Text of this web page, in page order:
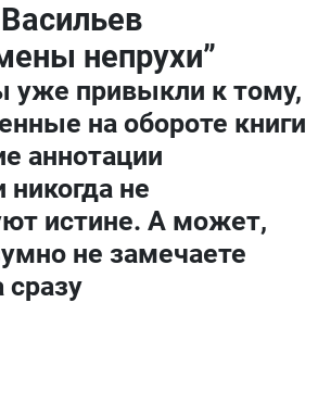
непрухи”
уже привыкли к тому,
на обороте книги
аннотации
никогда не
истине. А может,
не замечаете
сразу